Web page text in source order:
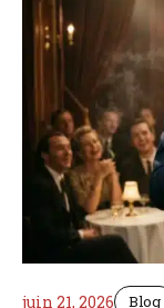
juin 21, 2026 Blog